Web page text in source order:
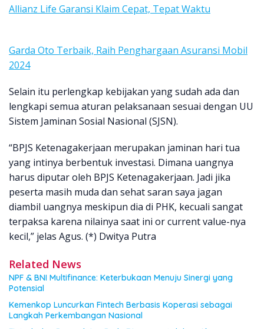
Allianz Life Garansi Klaim Cepat, Tepat Waktu
Garda Oto Terbaik, Raih Penghargaan Asuransi Mobil
2024
Selain itu perlengkap kebijakan yang sudah ada dan
lengkapi semua aturan pelaksanaan sesuai dengan UU
Sistem Jaminan Sosial Nasional (SJSN).
“BPJS Ketenagakerjaan merupakan jaminan hari tua
yang intinya berbentuk investasi. Dimana uangnya
harus diputar oleh BPJS Ketenagakerjaan. Jadi jika
peserta masih muda dan sehat saran saya jagan
diambil uangnya meskipun dia di PHK, kecuali sangat
terpaksa karena nilainya saat ini or current value-nya
kecil,” jelas Agus. (*) Dwitya Putra
Related News
NPF & BNI Multifinance: Keterbukaan Menuju Sinergi yang
Potensial
Kemenkop Luncurkan Fintech Berbasis Koperasi sebagai
Langkah Perkembangan Nasional